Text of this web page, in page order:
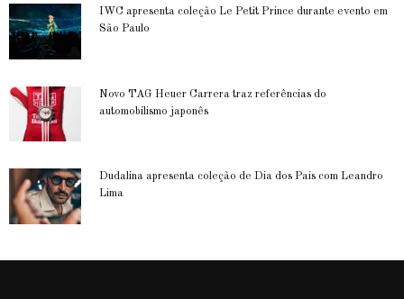
IWC apresenta coleção Le Petit Prince durante evento em
São Paulo
Novo TAG Heuer Carrera traz referências do
automobilismo japonês
Dudalina apresenta coleção de Dia dos Pais com Leandro
Lima